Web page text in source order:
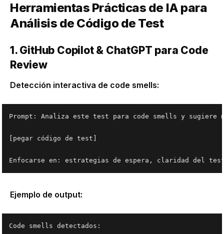
Herramientas Prácticas de IA para
Análisis de Código de Test
1. GitHub Copilot & ChatGPT para Code
Review
Detección interactiva de code smells:
Prompt: Analiza este test para code smells y sugiere
[pegar código de test]
Ejemplo de output:
Code smells detectados: